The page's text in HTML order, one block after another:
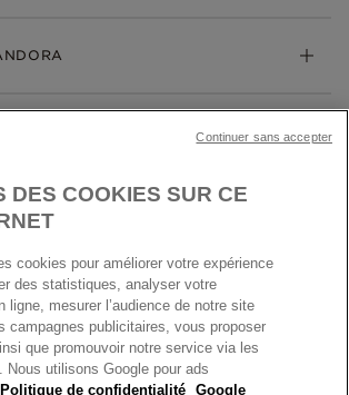
en cours
de My Pandora
de vente
de vente Click & Collect
2026 Pandora
DES COOKIES SUR CE
cookies pour améliorer votre expérience
des statistiques, analyser votre
ligne, mesurer l’audience de notre site
campagnes publicitaires, vous proposer
que promouvoir notre service via les
Nous utilisons Google pour ads
Politique de confidentialité Google
Continuer sans accepter